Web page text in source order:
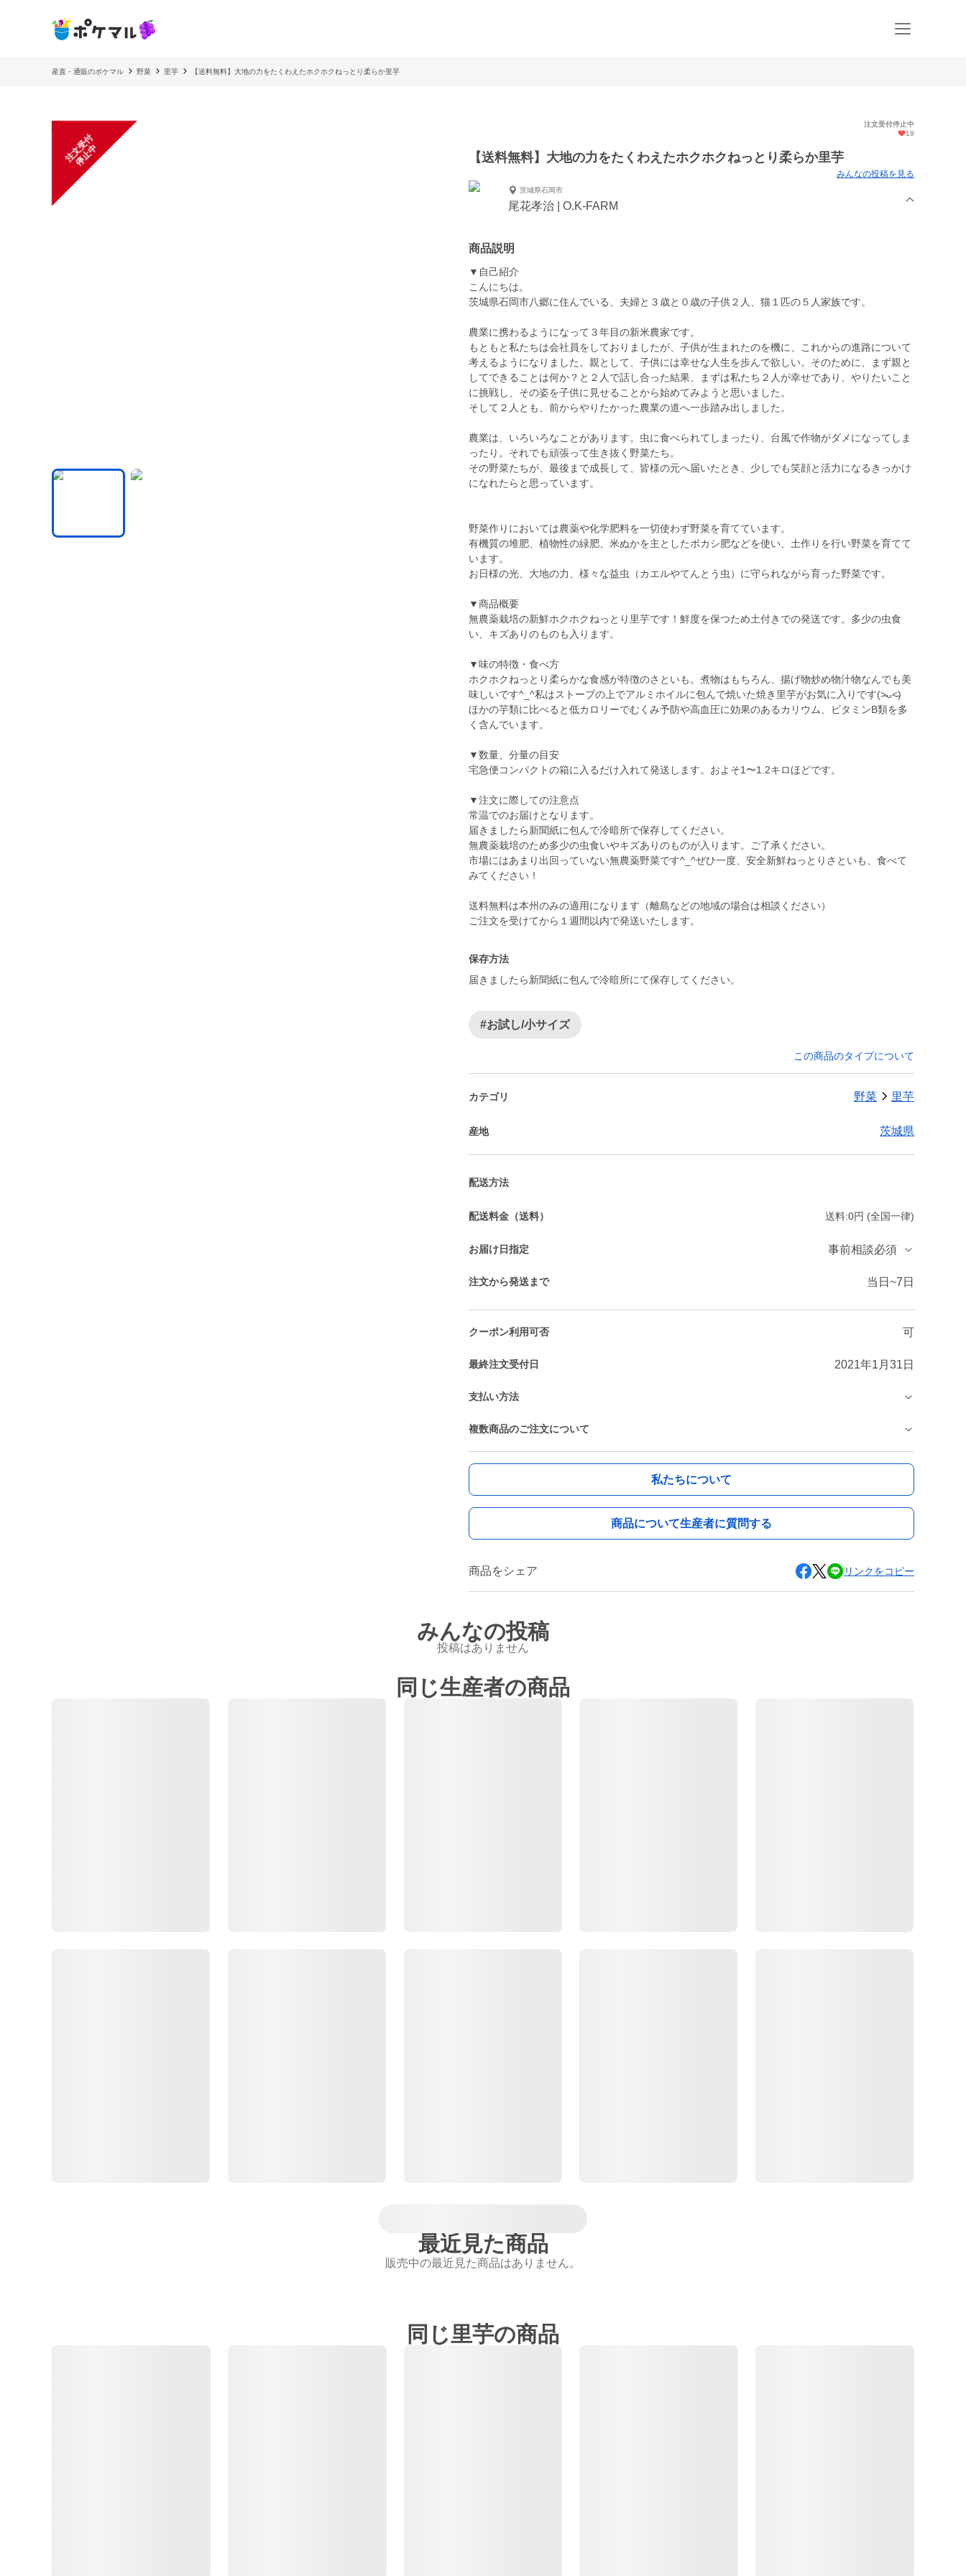
産直・通販のポケマル 野菜 里芋 【送料無料】大地の力をたくわえたホクホクねっとり柔らか里芋
注
文
受
付
停
止
中
注文受付停止中
19
【送料無料】大地の力をたくわえたホクホクねっとり柔らか里芋
みんなの投稿を見る
茨城県石岡市
尾花孝治 | O.K-FARM
商品説明
▼自己紹介
こんにちは。
茨城県石岡市八郷に住んでいる、夫婦と３歳と０歳の子供２人、猫１匹の５人家族です。
農業に携わるようになって３年目の新米農家です。
もともと私たちは会社員をしておりましたが、子供が生まれたのを機に、これからの進路について
考えるようになりました。親として、子供には幸せな人生を歩んで欲しい。そのために、まず親と
してできることは何か？と２人で話し合った結果、まずは私たち２人が幸せであり、やりたいこと
に挑戦し、その姿を子供に見せることから始めてみようと思いました。
そして２人とも、前からやりたかった農業の道へ一歩踏み出しました。
農業は、いろいろなことがあります。虫に食べられてしまったり、台風で作物がダメになってしま
ったり。それでも頑張って生き抜く野菜たち。
その野菜たちが、最後まで成長して、皆様の元へ届いたとき、少しでも笑顔と活力になるきっかけ
になれたらと思っています。
野菜作りにおいては農薬や化学肥料を一切使わず野菜を育てています。
有機質の堆肥、植物性の緑肥、米ぬかを主としたボカシ肥などを使い、土作りを行い野菜を育てて
います。
お日様の光、大地の力、様々な益虫（カエルやてんとう虫）に守られながら育った野菜です。
▼商品概要
無農薬栽培の新鮮ホクホクねっとり里芋です！鮮度を保つため土付きでの発送です。多少の虫食
い、キズありのものも入ります。
▼味の特徴・食べ方
ホクホクねっとり柔らかな食感が特徴のさといも。煮物はもちろん、揚げ物炒め物汁物なんでも美
味しいです^_^私はストーブの上でアルミホイルに包んで焼いた焼き里芋がお気に入りです(˃̵ᴗ˂̵)
ほかの芋類に比べると低カロリーでむくみ予防や高血圧に効果のあるカリウム、ビタミンB類を多
く含んでいます。
▼数量、分量の目安
宅急便コンパクトの箱に入るだけ入れて発送します。およそ1〜1.2キロほどです。
▼注文に際しての注意点
常温でのお届けとなります。
届きましたら新聞紙に包んで冷暗所で保存してください。
無農薬栽培のため多少の虫食いやキズありのものが入ります。ご了承ください。
市場にはあまり出回っていない無農薬野菜です^_^ぜひ一度、安全新鮮ねっとりさといも、食べて
みてください！
送料無料は本州のみの適用になります（離島などの地域の場合は相談ください）
ご注文を受けてから１週間以内で発送いたします。
保存方法
届きましたら新聞紙に包んで冷暗所にて保存してください。
#お試し/小サイズ
この商品のタイプについて
カテゴリ 野菜 里芋
産地 茨城県
配送方法
配送料金（送料） 送料:0円 (全国一律)
お届け日指定 事前相談必須
注文から発送まで 当日~7日
クーポン利用可否 可
最終注文受付日 2021年1月31日
支払い方法
複数商品のご注文について
私たちについて
商品について生産者に質問する
商品をシェア リンクをコピー
みんなの投稿
投稿はありません
同じ生産者の商品
最近見た商品
販売中の最近見た商品はありません。
同じ里芋の商品